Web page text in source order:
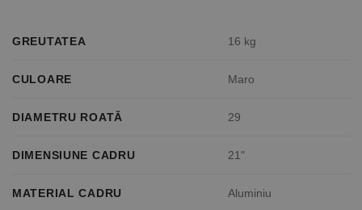
GREUTATEA 16 kg
CULOARE Maro
DIAMETRU ROATĂ 29
DIMENSIUNE CADRU 21"
MATERIAL CADRU Aluminiu